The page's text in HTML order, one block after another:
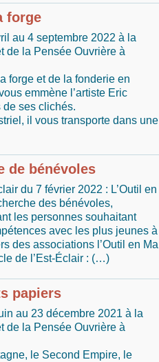
forge
au 4 septembre 2022 à la
de la Pensée Ouvrière à
forge et de la fonderie en
emmène l’artiste Eric
de ses clichés.
il vous transporte dans une
de bénévoles
du 7 février 2022 : L’Outil en
des bénévoles,
les personnes souhaitant
avec les plus jeunes à
des associations l’Outil en
de l’Est-Éclair : (…)
papiers
au 23 décembre 2021 à la
de la Pensée Ouvrière à
le Second Empire, le